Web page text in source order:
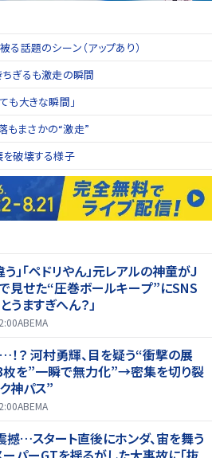
る話題のシーン（アップあり）
ちぎるも激走の瞬間
も大きな瞬間」
もまさかの“激走”
を破壊する様子
う」「ペドリやん」元レアルの神童がJ
見せた“圧巻ボールキープ”にSNS
うますぎへん？」
ABEMA
？ 河村勇輝、目を疑う“衝撃の展
を”一瞬で無力化”→密集を切り裂
神パス”
ABEMA
撼…スタート直後にホンダ、宙を舞う